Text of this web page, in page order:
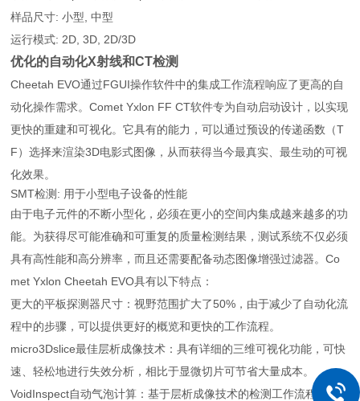
样品尺寸: 小型, 中型
运行模式: 2D, 3D, 2D/3D
优化的自动化X射线和CT检测
Cheetah EVO通过FGUI操作软件中的集成工作流程响应了更高的自
动化操作需求。Comet Yxlon FF CT软件专为自动启动设计，以实现
更快的重建和可视化。它具有的能力，可以通过预设的传递函数（T
F）选择来渲染3D电影式图像，从而获得当今最真实、最生动的可视
化效果。
SMT检测: 用于小型电子设备的性能
由于电子元件的不断小型化，必须在更小的空间内集成越来越多的功
能。为获得尽可能准确和可重复的质量检测结果，测试系统不仅必须
具有高性能和高分辨率，而且还需要配备动态图像增强过滤器。Co
met Yxlon Cheetah EVO具有以下特点：
更大的平板探测器尺寸：视野范围扩大了50%，由于减少了自动化流
程中的步骤，可以提供更好的概览和更快的工作流程。
micro3Dslice最佳层析成像技术：具有详细的三维可视化功能，可快
速、轻松地进行失效分析，相比于显微切片可节省大量成本。
VoidInspect自动气泡计算：基于层析成像技术的检测工作流程，能